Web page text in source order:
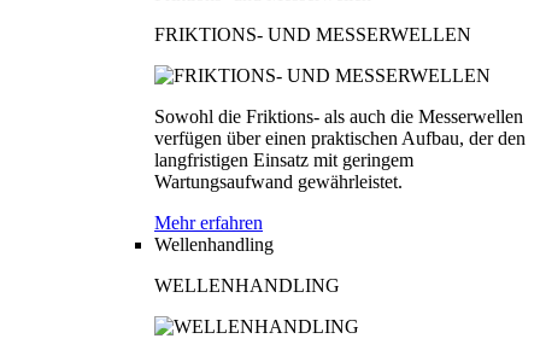
FRIKTIONS- UND MESSERWELLEN
Sowohl die Friktions- als auch die Messerwellen
verfügen über einen praktischen Aufbau, der den
langfristigen Einsatz mit geringem
Wartungsaufwand gewährleistet.
Mehr erfahren
Wellenhandling
WELLENHANDLING